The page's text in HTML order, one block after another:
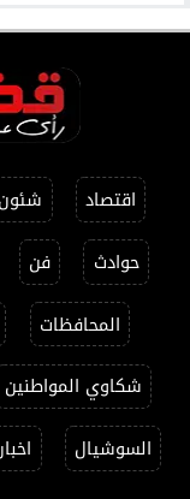
اقتصاد
حوادث
فن
المحافظات
شكاوي المواطنين
السوشيال